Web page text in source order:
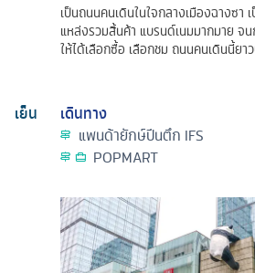
เป็นถนนคนเดินในใจกลางเมืองฉางซา
แหล่งรวมสิ้นค้า แบรนด์เนมมากมาย จ
ให้ได้เลือกซื้อ เลือกชม ถนนคนเดินนี้ยา
เย็น
เดินทาง
แพนด้ายักษ์ปีนตึก IFS
POPMART